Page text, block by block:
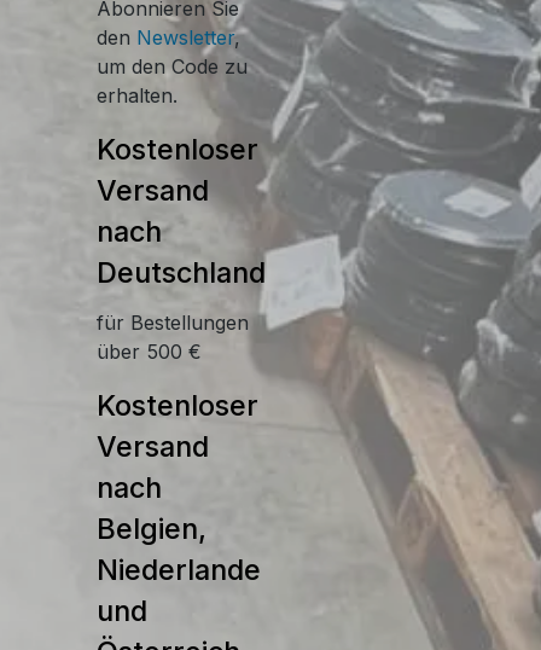
Abonnieren Sie
den Newsletter,
um den Code zu
erhalten.
Kostenloser
Versand
nach
Deutschland
für Bestellungen
über 500 €
Kostenloser
Versand
nach
Belgien,
Niederlande
und